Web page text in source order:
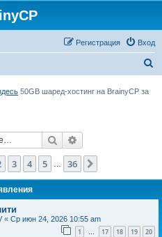
Вход
Регистрация
50GB шаред-хостинг на BrainyCP за
Поиск
из 36
3 4 5 36
« Ср июн 24, 2026 10:55 am
1 … 17 18 19 20